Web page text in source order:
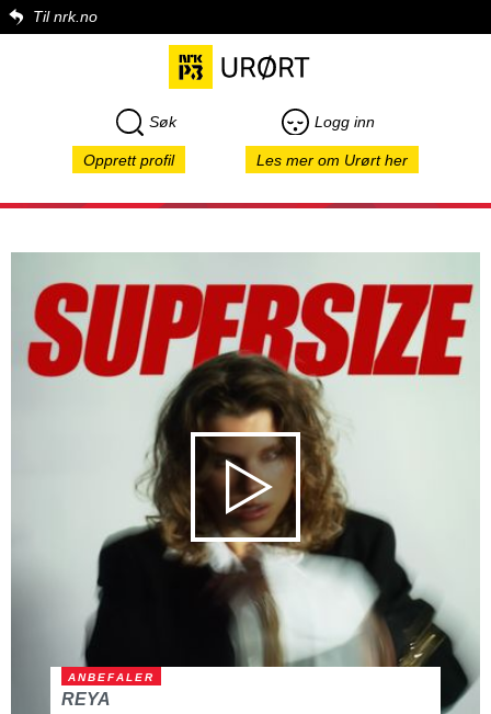
Til nrk.no
Søk Logg inn
Opprett profil Les mer om Urørt her
ANBEFALER
REYA